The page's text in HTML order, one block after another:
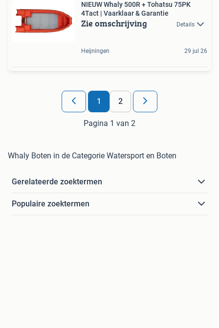
NIEUW Whaly 500R + Tohatsu 75PK
4Tact | Vaarklaar & Garantie
Zie omschrijving Details
Heijningen 29 jul 26
1 2
Pagina 1 van 2
Whaly Boten in de Categorie Watersport en Boten
Gerelateerde zoektermen
Populaire zoektermen